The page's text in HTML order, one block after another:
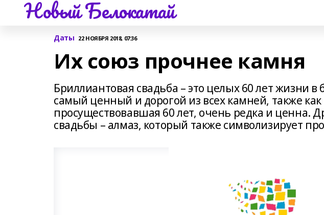
Новый Белокатай
Даты 22 НОЯБРЯ 2018, 07:36
Их союз прочнее камня
Бриллиантовая свадьба – это целых 60 лет жизни в
самый ценный и дорогой из всех камней, также
просуществовавшая 60 лет, очень редка и ценна.
свадьбы – алмаз, который также символизирует